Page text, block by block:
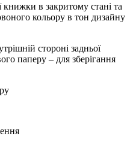
книжки в закритому стані та
кольору в тон дизайну
стороні задньої
паперу – для зберігання